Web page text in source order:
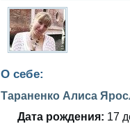
О себе:
Тараненко Алиса
Дата рождения: 17